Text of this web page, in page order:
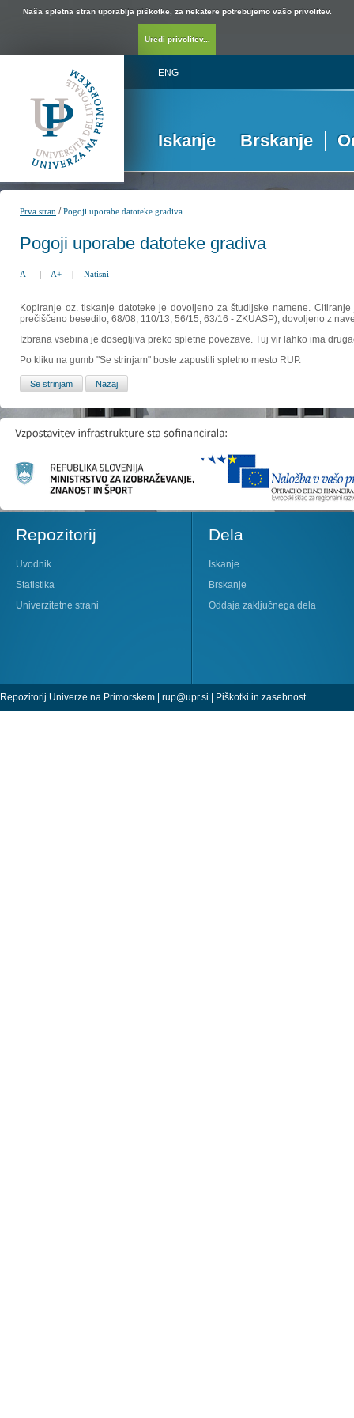
Naša spletna stran uporablja piškotke, za nekatere potrebujemo vašo privolitev.
Uredi privolitev...
ENG
Iskanje Brskanje
Prva stran /Pogoji uporabe datoteke gradiva
Pogoji uporabe datoteke gradiva
A- | A+ | Natisni
Kopiranje oz. tiskanje datoteke je dovoljeno za študijske namene.
prečiščeno besedilo, 68/08, 110/13, 56/15, 63/16 - ZKUASP), dovoljeno z
Izbrana vsebina je dosegljiva preko spletne povezave. Tuj vir lahko ima
Po kliku na gumb "Se strinjam" boste zapustili spletno mesto RUP.
Repozitorij
Uvodnik
Statistika
Univerzitetne strani
Dela
Iskanje
Brskanje
Oddaja zaključnega dela
Repozitorij Univerze na Primorskem | rup@upr.si | Piškotki in zasebnost